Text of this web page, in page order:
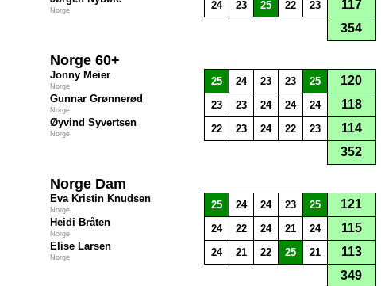
Norge 24 23 25 22 23
117
354
Norge 60+
Jonny Meier
Norge 25 24 23 23 25 120
Gunnar Grønnerød
Norge 23 23 24 24 24 118
Øyvind Syvertsen
Norge 22 23 24 22 23
114
352
Norge Dam
Eva Kristin Knudsen
Norge 25 24 24 23 25 121
Heidi Bråten
Norge 24 22 24 21 24 115
Elise Larsen
Norge 24 21 22 25 21
113
349